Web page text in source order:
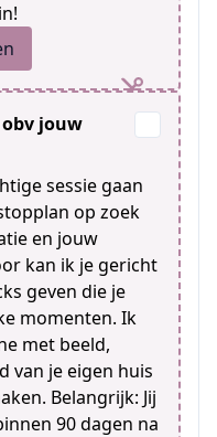
jouw
sessie gaan
op zoek
en jouw
kan ik je gericht
geven die je
momenten. Ik
met beeld,
van je eigen huis
Belangrijk: Jij
90 dagen na